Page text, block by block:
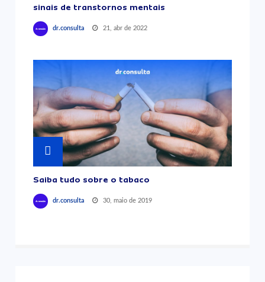
sinais de transtornos mentais
dr.consulta 21, abr de 2022
Saiba tudo sobre o tabaco
dr.consulta 30, maio de 2019